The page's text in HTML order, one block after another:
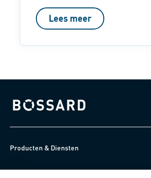
Lees meer
Bossard homepage
Producten & Diensten
Kenniscentrum